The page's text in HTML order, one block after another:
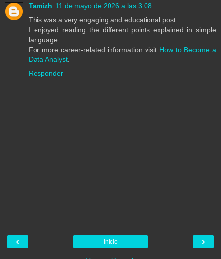
Tamizh 11 de mayo de 2026 a las 3:08
This was a very engaging and educational post.
I enjoyed reading the different points explained in simple
language.
For more career-related information visit How to Become a
Data Analyst
Responder
‹ ›
Inicio